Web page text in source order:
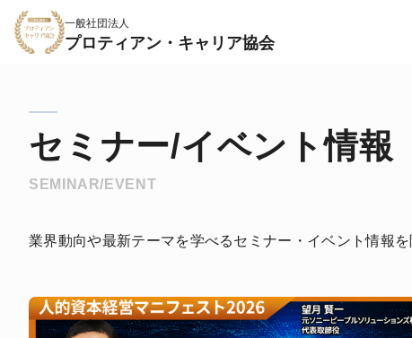
一般社団法人
プロティアン・キャリア協会
セミナー/イベント情報
SEMINAR/EVENT
業界動向や最新テーマを学べるセミナー・イベント情報